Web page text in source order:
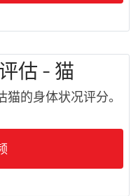
估 - 猫
的身体状况评分。